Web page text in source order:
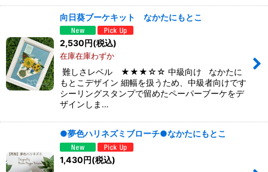
向日葵ブーケキット なかたにもとこ
2,530円(税込)
在庫在庫わずか
難しさレベル ★★★☆☆ 中級向け なかたに
もとこデザイン 細幅を扱うため、中級者向けです
シーリングスタンプで留めたペーパーブーケをデ
ザインしま…
●夢色ハリネズミブローチ●なかたにもとこ
1,430円(税込)